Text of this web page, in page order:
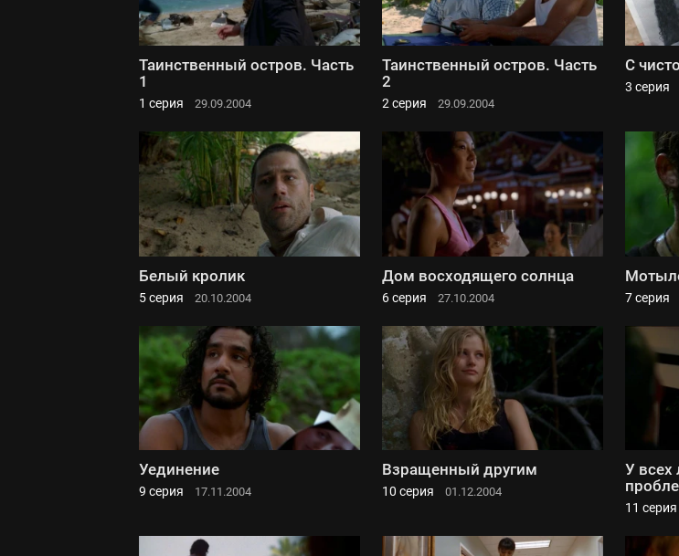
Таинственный остров. Часть
1
1 серия 29.09.2004
Таинственный остров. Часть
2
2 серия 29.09.2004
С
3 серия
Белый кролик
5 серия 20.10.2004
Дом восходящего солнца
6 серия 27.10.2004 7 серия
Уединение
9 серия 17.11.2004
Взращенный другим
10 серия 01.12.2004
У всех
11 серия